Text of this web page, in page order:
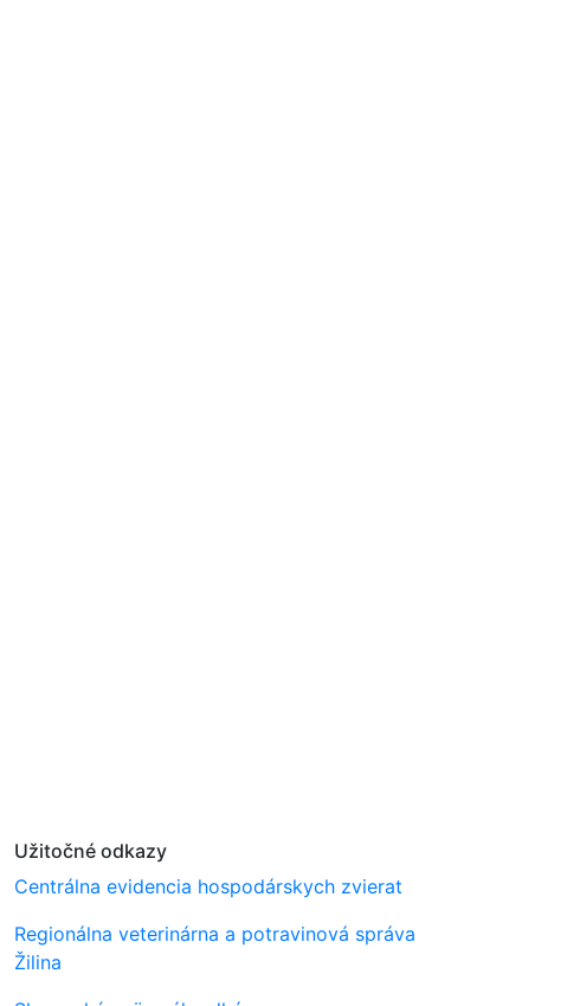
Užitočné odkazy
Centrálna evidencia hospodárskych zvierat
Regionálna veterinárna a potravinová správa
Žilina